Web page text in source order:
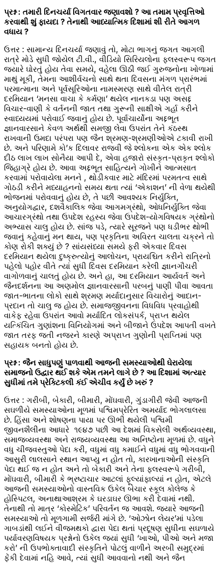
પ્રશ્ન : તમારી દિનચર્યા વિગતવાર જણાવશો ? આ તમામ પ્રવૃત્તિઓ
કરવાથી શું ફાયદા ? તેનાથી આધ્યાત્મિક દિશામાં શી રીતે આગળ
વધાય ?
ઉત્તર : સામાન્ય દિનચર્યા જણાવું તો, મોટા ભાગનું જગત આગલી
રાત્રે મોડે સુધી જોયેલ ટી.વી., વીડિયો સિરિયલોના ફલસ્વરૂપ જગત
જ્યારે ઘોરતું હોય તેવા સમયે, વહેલા ઊઠી જઈ ગુરુજનોના ખોળામાં
માથું મૂકી, તેમના આશીર્વચનો સાથે થતા દિવસના મંગળ પ્રારંભમાં
પરમાત્માના અને પૂર્વસૂરિઓના નામસ્મરણ સાથે વીતેલ રાત્રી
દરમિયાન ‘મનસા વાચા કે કર્મણા’ થયેલ નાનકડા પણ અસદ્દ
વિચાર-વાણી કે વર્તનની જાત તથા ગુરૂની સાક્ષીએ ગર્હા કરીને
સ્વાધ્યયમાં પરોવાઈ જવાનું હોય છે. પૂર્વાચાર્યોના અદ્દભૂત
જ્ઞાનવારસાને કેવળ અર્થથી સમજી લેવા ઉપરાંત તેને કંઠસ્થ
રાખવાની ઉમદા પરંપરા પણ જૈન શ્રમણ-શ્રમણીઓએ ટકાવી રાખી
છે. અને પરિણામે કો’ક દિલાવર રાજવી જે શ્લોકના એક એક શ્લોક
દીઠ લાખ લાખ સોનૈયા આપી દે, એવા હજારો સંસ્કૃત-પ્રાકૃત શ્લોકો
જિહાગ્રે હોય છે. આવા અદ્દભૂત સાહિત્યને ગોખીને આત્મસાત
કરવામાં પરોવાયેલા મનને , થોડીકવાર માટે મંદિરમાં પરમતત્વ સાથે
ગોઠડી કરીને મધ્યાહનનો સમય થતા ત્યાં ‘એકાશન’ ની વેળા થયેથી
ભોજનમાં પરોવવાનું હોય છે, તે પછી આવશ્યક નિર્યુક્તિ,
અનુયોગદ્વાર, દશવૈકાલિક જેવા આગમગ્રંથો, ઓધનિર્યુક્તિ જેવા
આચારગ્રંથો તથા ઉપદેશ રહસ્ય જેવા ઉપદેશ-યોગવિષયક ગ્રંથોનો
અભ્યાસ ચાલુ હોય છે. સાંજ પડે, ત્યારે સૂરજને પણ ધડીભર થોભી
જવાનું કહેવાનું મન થાય, પણ પ્રકૃતિના અવિરત ચાલતા ચક્રને તો
કોણ રોકી શક્યું છે ? સાંયસંધ્યા સમયે ફરી એકવાર દિવસ
દરમિયાન થયેલા દુષ્ક્રુત્યોનું આલોચન, પ્રાયશ્ચિત કરીને રાત્રિનો
પહેલો પહોર વીતે ત્યાં સુધી દિવસ દરમિયાન કરેલી જ્ઞાનગૌચરી
વાગોળવાનું ચાલતું હોય છે. અને હા, આ દરમિયાન આર્યવર્ત અને
જૈનદર્શનના આ અણમોલ જ્ઞાનવારસાની પરબનું પાણી પીવા આવતા
જાત-ભાતના લોકો સાથે શ્રમણ મર્યાદાનુસાર વિચારોનું આદાન-
પ્રદાન તો ચાલુ જ હોય છે. સમાજજીવનના વિધવિધ પ્રવાહોથી
વાકેફ રહેવા ઉપરાંત આવો મર્યાદિત લોકસંપર્ક, પ્રાપ્ત થયેલ
યત્કિંચિત ગુણાંશના વિનિયોગમાં અને બીજાને ઉપદેશ આપતી વખતે
જાત તરફ જતી નજરને કારણે અપ્રાપ્ત ગુણોની પ્રાપ્તિમાં પણ
સહાયક બનતો હોય છે.
પ્રશ્ન : જૈન સાધુપણું પાળવાથી આજની સમસ્યાઓથી ઘેરાયેલા
સમાજનો ઉદ્વાર થઈ શકે એમ તમને લાગે છે ? આ દિશામાં અત્યાર
સુધીમાં તમે પ્રેક્ટિકલી કંઈ એચીવ કર્યું છે ખરું ?
ઉત્તર : ગરીબી, બેકારી, બીમારી, મોંઘવારી, ગુંડાગીરી જેવી આજની
સઘળીયે સમસ્યાઓના મૂળમાં પશ્વિમપ્રેરિત અમર્યાદ ભોગલાલસા
છે. હિંસા અને શોષણના પાયા પર ઊભી થયેલી પશ્વિમી
જીવનશૈલીના આધારે ૧૯૪૭ પછી આ દેશમાં વિકસેલી અર્થવ્યવસ્થા,
સમાજવ્યવસ્થા અને રાજ્યવ્યવસ્થા આ અનિષ્ટોના મૂળમાં છે. વધુને
વધુ ચીજવસ્તુઓ પેદા કરી, વધુમાં વધુ કમાઈને વધુમાં વધુ ભોગવવાની
આસુરી લાલસાને સ્થાન આપ્યુ ન હોત તો, કારખાનાઓની સંસ્કૃતિ
પેદા થઈ જ ન હોત અને તો બેકારી અને તેના ફલસ્વરૂપે ગરીબી,
મોંઘવારી, બીમારી કે ભ્રષ્ટાચાર આટલાં ફૂલ્યાંફાલ્યાં ન હોત, એટલે
આજની સમસ્યાઓનો વાસ્તવિક ઉકેલ બેચાર સ્કૂલ કોલેજ કે
હોસ્પિટલ, અનાથાઆશ્રમ કે ઘરડાઘર ઊભા કરી દેવામાં નથી.
તેનાથી તો માત્ર ‘કોસ્મેટિક’ પરિવર્તન જ આવશે. જ્યારે આજની
સમસ્યાઓ તો મૂળગામી સર્જરી માંગે છે. ‘ઓઝોન લેયર’માં પડેલા
ગાબડાંથી લઈને વીજમથકો દ્વારા પેદા થતાં પ્રદૂષણ સુધીના સઘળાયે
પર્યાવરણવિષયક પ્રશ્નોનો ઉકેલ જ્યાં સુધી ‘ખાઓ, પીઓ અને મજા
કરો’ ની ઉપભોક્તાવાદી સંસ્કૃતિને પોટલું વાળીને અરબી સમુદ્રમાં
ફેંકી દેવામાં નહિ આવે, ત્યાં સુધી આવવાનો નથી અને જૈન